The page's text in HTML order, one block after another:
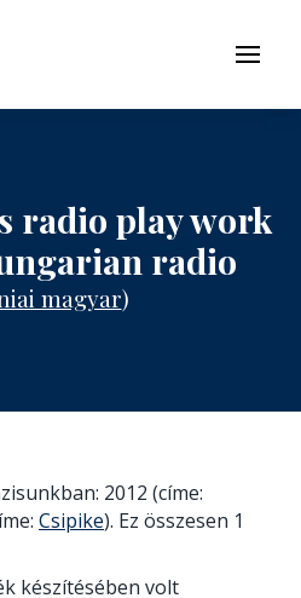
Menu
radio play work
radio
magyar)
2012 (címe:
Csipike). Ez összesen 1
készítésében volt